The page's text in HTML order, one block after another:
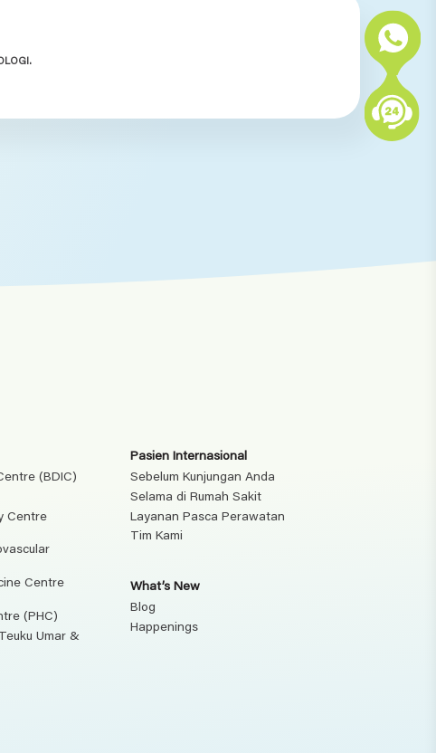
(BDIC)
Centre
Centre
(PHC)
Umar &
Pasien Internasional
Sebelum Kunjungan Anda
Selama di Rumah Sakit
Layanan Pasca Perawatan
Tim Kami
What’s New
Blog
Happenings